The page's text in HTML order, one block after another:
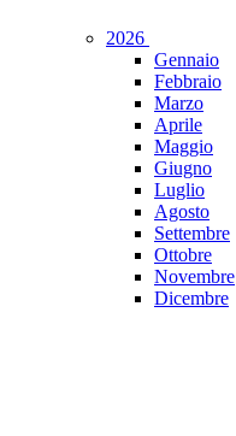
2026
Gennaio
Febbraio
Marzo
Aprile
Maggio
Giugno
Luglio
Agosto
Settembre
Ottobre
Novembre
Dicembre